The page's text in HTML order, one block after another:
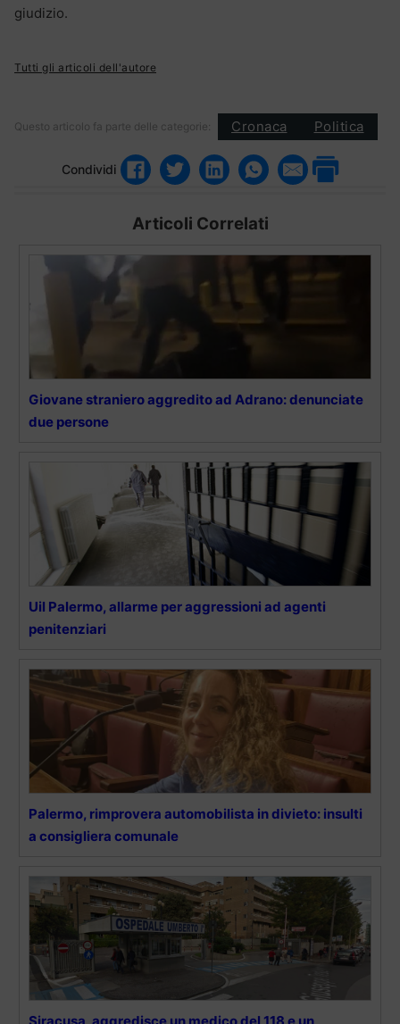
giudizio.
Tutti gli articoli dell'autore
Questo articolo fa parte delle categorie: Cronaca Politica
Condividi
Articoli Correlati
Giovane straniero aggredito ad Adrano: denunciate
due persone
Uil Palermo, allarme per aggressioni ad agenti
penitenziari
Palermo, rimprovera automobilista in divieto: insulti
a consigliera comunale